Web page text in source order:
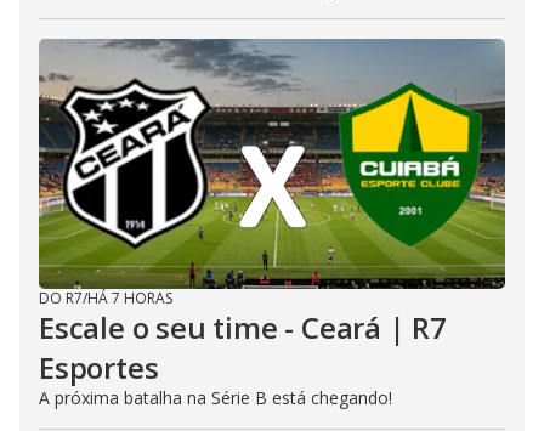
DO R7/HÁ 7 HORAS
Escale o seu time - Ceará | R7
Esportes
A próxima batalha na Série B está chegando!